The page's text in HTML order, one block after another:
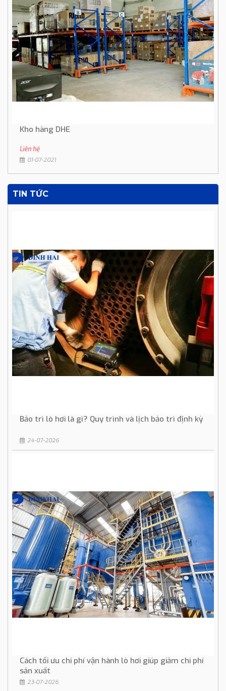
Kho hàng DHE
Liên hệ
01-07-2021
TIN TỨC
Bảo trì lò hơi là gì? Quy trình và lịch bảo trì định kỳ
24-07-2026
Cách tối ưu chi phí vận hành lò hơi giúp giảm chi phí
sản xuất
23-07-2026